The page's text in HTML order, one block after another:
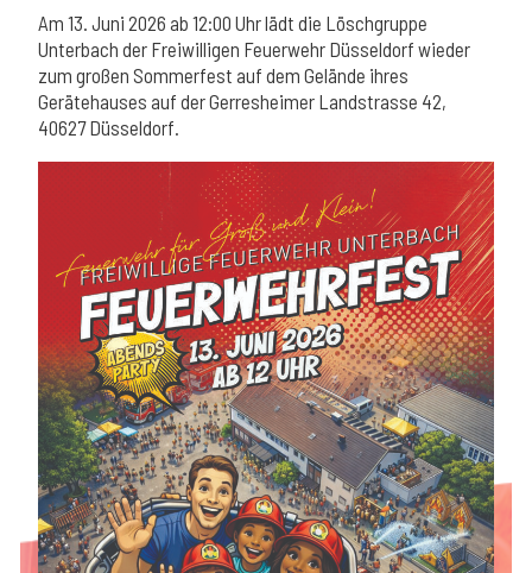
Am 13. Juni 2026 ab 12:00 Uhr lädt die Löschgruppe
Unterbach der Freiwilligen Feuerwehr Düsseldorf wieder
zum großen Sommerfest auf dem Gelände ihres
Gerätehauses auf der Gerresheimer Landstrasse 42,
40627 Düsseldorf.